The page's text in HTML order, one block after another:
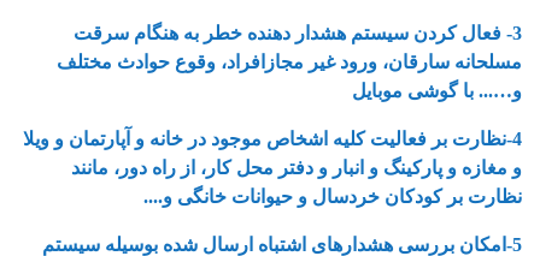
3- فعال کردن سیستم هشدار دهنده خطر به هنگام سرقت
مسلحانه سارقان، ورود غیر مجازافراد، وقوع حوادث مختلف
و…... با گوشی موبایل
4-نظارت بر فعالیت کلیه اشخاص موجود در خانه و آپارتمان و ویلا
و مغازه و پارکینگ و انبار و دفتر محل کار، از راه دور، مانند
نظارت بر کودکان خردسال و حیوانات خانگی و....
5-امکان بررسی هشدارهای اشتباه ارسال شده بوسیله سیستم